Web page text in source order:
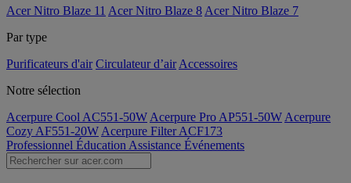
Acer Nitro Blaze 11 Acer Nitro Blaze 8 Acer Nitro Blaze 7
Par type
Purificateurs d'air Circulateur d’air Accessoires
Notre sélection
Acerpure Cool AC551-50W Acerpure Pro AP551-50W Acerpure
Cozy AF551-20W Acerpure Filter ACF173
Professionnel Éducation Assistance Événements